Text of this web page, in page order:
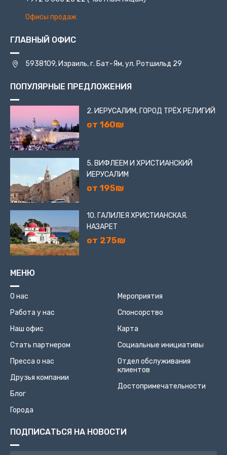
Офисы продаж
ГЛАВНЫЙ ОФИС
5938109, Израиль, г. Бат-Ям, ул. Ротшильд 29
ПОПУЛЯРНЫЕ ПРЕДЛОЖЕНИЯ
2. ИЕРУСАЛИМ, ГОРОД ТРЁХ РЕЛИГИЙ
от 160₪
5. ВИФЛЕЕМ И ХРИСТИАНСКИЙ
ИЕРУСАЛИМ
от 195₪
10. ГАЛИЛЕЯ ХРИСТИАНСКАЯ.
НАЗАРЕТ
от 275₪
МЕНЮ
О нас
Работа у нас
Наш офис
Стать партнером
Пресса о нас
Друзья компании
Блог
Города
Мероприятия
Спонсорство
Карта
Социальные инициативы
Отдел обслуживания
клиентов
Достопримечательности
ПОДПИСАТЬСЯ НА НОВОСТИ